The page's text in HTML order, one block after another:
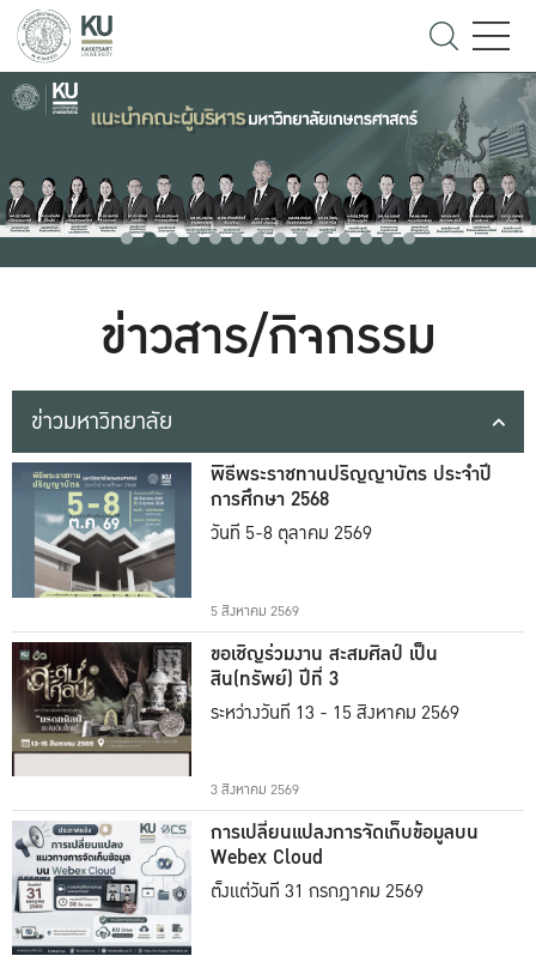
ข่าวสาร/กิจกรรม
ข่าวมหาวิทยาลัย
พิธีพระราชทานปริญญาบัตร ประจำปี
การศึกษา 2568
วันที่ 5-8 ตุลาคม 2569
5 สิงหาคม 2569
ขอเชิญร่วมงาน สะสมศิลป์ เป็น
สิน(ทรัพย์) ปีที่ 3
ระหว่างวันที่ 13 - 15 สิงหาคม 2569
3 สิงหาคม 2569
การเปลี่ยนแปลงการจัดเก็บข้อมูลบน
Webex Cloud
ตั้งแต่วันที่ 31 กรกฎาคม 2569